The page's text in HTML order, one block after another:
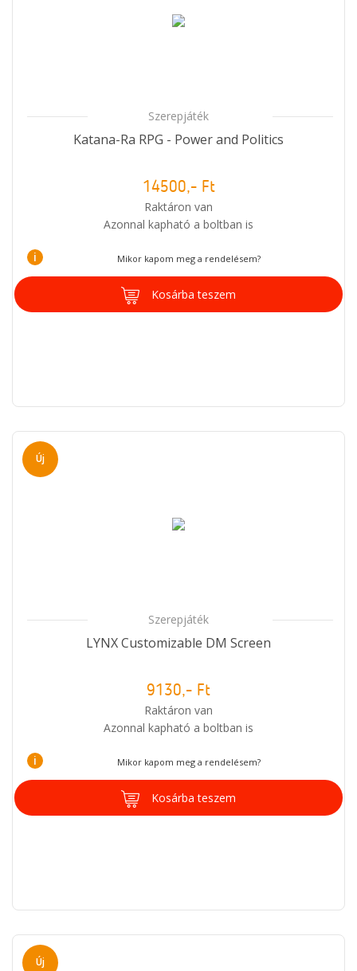
Szerepjáték
Katana-Ra RPG - Power and Politics
14500,- Ft
Raktáron van
Azonnal kapható a boltban is
i Mikor kapom meg a rendelésem?
Kosárba teszem
Új
Szerepjáték
LYNX Customizable DM Screen
9130,- Ft
Raktáron van
Azonnal kapható a boltban is
i Mikor kapom meg a rendelésem?
Kosárba teszem
Új